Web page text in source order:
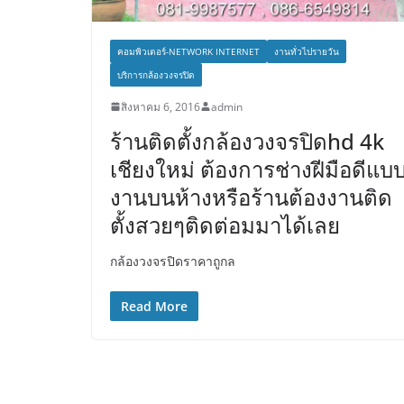
คอมพิวเตอร์-NETWORK INTERNET
งานทั่วไปรายวัน
บริการกล้องวงจรปิด
สิงหาคม 6, 2016 admin
ร้านติดตั้งกล้องวงจรปิดhd 4k
เชียงใหม่ ต้องการช่างฝีมือดีแบ
งานบนห้างหรือร้านต้องงานติด
ตั้งสวยๆติดต่อมมาได้เลย
กล้องวงจรปิดราคาถูกล
Read More